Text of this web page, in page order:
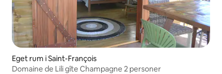
Eget rum i Saint-François
Domaine de Lili gîte Champagne 2 personer